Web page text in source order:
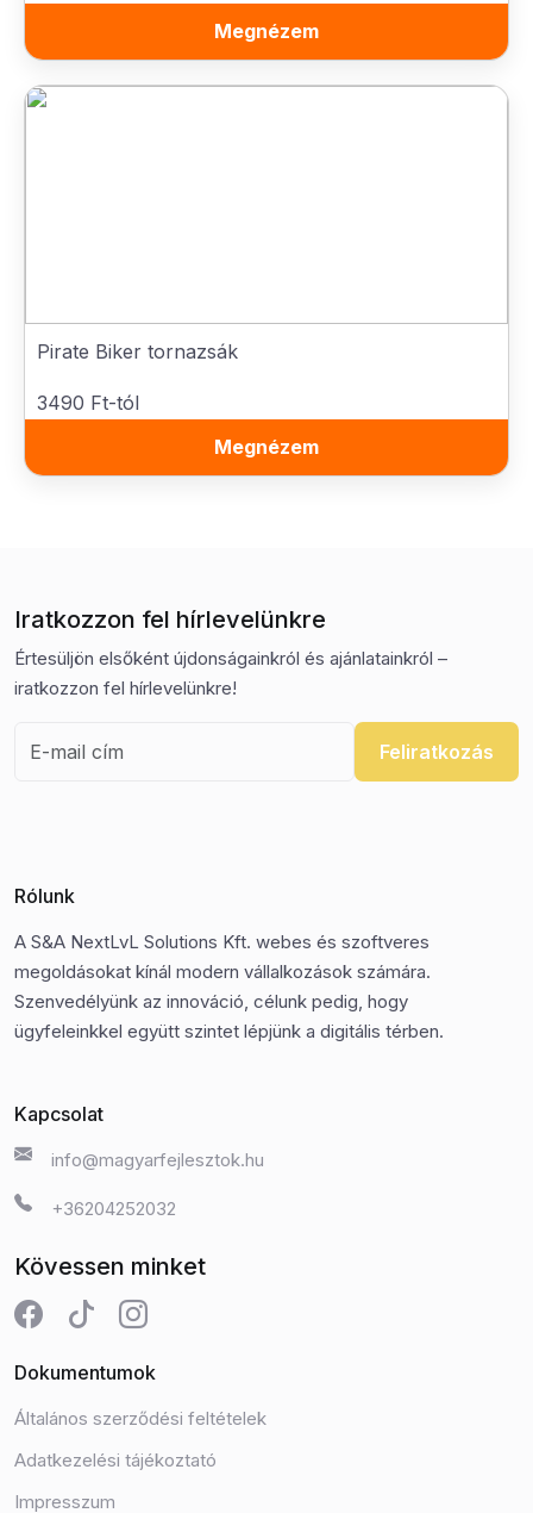
Megnézem
Pirate Biker tornazsák
3490 Ft-tól
Megnézem
Iratkozzon fel hírlevelünkre
Értesüljön elsőként újdonságainkról és ajánlatainkról –
iratkozzon fel hírlevelünkre!
Feliratkozás
Rólunk
A S&A NextLvL Solutions Kft. webes és szoftveres
megoldásokat kínál modern vállalkozások számára.
Szenvedélyünk az innováció, célunk pedig, hogy
ügyfeleinkkel együtt szintet lépjünk a digitális térben.
Kapcsolat
info@magyarfejlesztok.hu
+36204252032
Kövessen minket
Dokumentumok
Általános szerződési feltételek
Adatkezelési tájékoztató
Impresszum